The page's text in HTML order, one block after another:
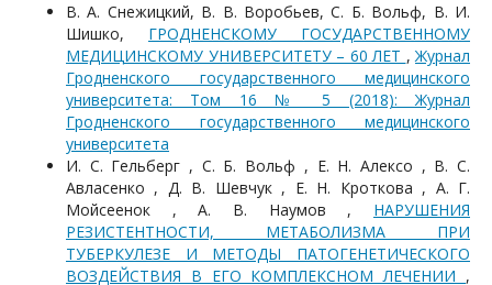
В. А. Снежицкий, В. В. Воробьев, С. Б. Вольф, В. И.
Шишко, ГРОДНЕНСКОМУ ГОСУДАРСТВЕННОМУ
МЕДИЦИНСКОМУ УНИВЕРСИТЕТУ – 60 ЛЕТ ,Журнал
Гродненского государственного медицинского
университета: Том 16 № 5 (2018): Журнал
Гродненского государственного медицинского
университета
И. С. Гельберг , С. Б. Вольф , Е. Н. Алексо , В. С.
Авласенко , Д. В. Шевчук , Е. Н. Кроткова , А. Г.
Мойсеенок , А. В. Наумов , НАРУШЕНИЯ
РЕЗИСТЕНТНОСТИ, МЕТАБОЛИЗМА ПРИ
ТУБЕРКУЛЕЗЕ И МЕТОДЫ ПАТОГЕНЕТИЧЕСКОГО
ВОЗДЕЙСТВИЯ В ЕГО КОМПЛЕКСНОМ ЛЕЧЕНИИ ,